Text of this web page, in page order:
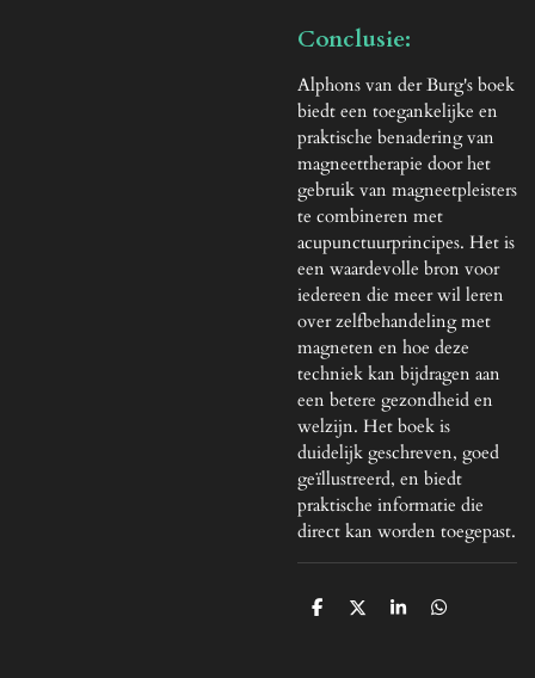
Conclusie:
Alphons van der Burg's boek
biedt een toegankelijke en
praktische benadering van
magneettherapie door het
gebruik van magneetpleisters
te combineren met
acupunctuurprincipes. Het is
een waardevolle bron voor
iedereen die meer wil leren
over zelfbehandeling met
magneten en hoe deze
techniek kan bijdragen aan
een betere gezondheid en
welzijn. Het boek is
duidelijk geschreven, goed
geïllustreerd, en biedt
praktische informatie die
direct kan worden toegepast.
D
D
S
D